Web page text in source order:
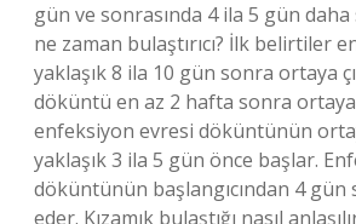
gün ve sonrasında 4 ila 5 gün daha
ne zaman bulaştırıcı? İlk belirtiler
yaklaşık 8 ila 10 gün sonra ortaya
döküntü en az 2 hafta sonra ortaya
enfeksiyon evresi döküntünün
yaklaşık 3 ila 5 gün önce başlar.
döküntünün başlangıcından 4 gün
eder. Kızamık bulaştığı nasıl